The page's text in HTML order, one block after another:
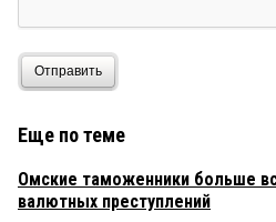
Отправить
Еще по теме
Омские таможенники больше
валютных преступлений